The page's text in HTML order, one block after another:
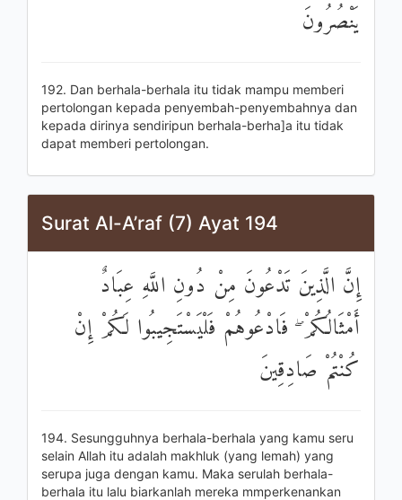
يَنْصُرُونَ
192. Dan berhala-berhala itu tidak mampu memberi
pertolongan kepada penyembah-penyembahnya dan
kepada dirinya sendiripun berhala-berha]a itu tidak
dapat memberi pertolongan.
Surat Al-A’raf (7) Ayat 194
إِنَّ الَّذِينَ تَدْعُونَ مِنْ دُونِ اللَّهِ عِبَادٌ
أَمْثَالُكُمْ ۖ فَادْعُوهُمْ فَلْيَسْتَجِيبُوا لَكُمْ إِنْ
كُنْتُمْ صَادِقِينَ
194. Sesungguhnya berhala-berhala yang kamu seru
selain Allah itu adalah makhluk (yang lemah) yang
serupa juga dengan kamu. Maka serulah berhala-
berhala itu lalu biarkanlah mereka mmperkenankan